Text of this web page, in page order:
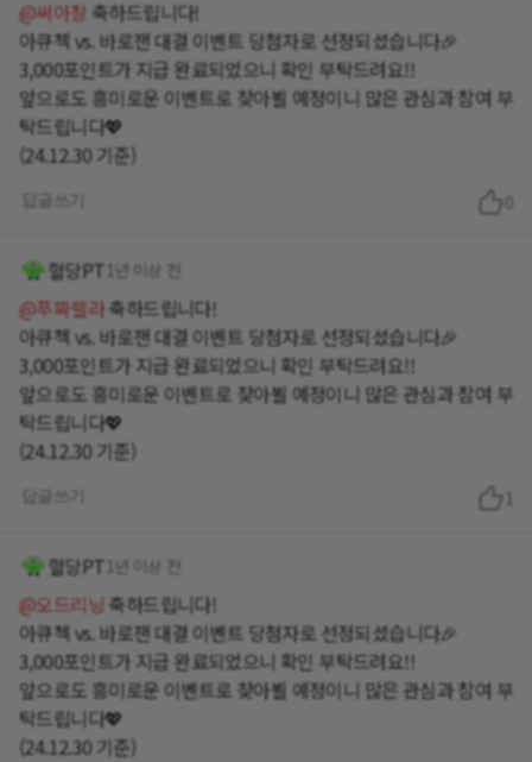
@써아창 축하드립니다!
아큐첵 vs. 바로잰 대결 이벤트 당첨자로 선정되셨습니다🎉
3,000포인트가 지급 완료되었으니 확인 부탁드려요!!
앞으로도 흥미로운 이벤트로 찾아뵐 예정이니 많은 관심과 참여 부
탁드립니다💖
(24.12.30 기준)
답글쓰기
혈당PT 1년 이상 전
@푸짜렐라축하드립니다!
아큐첵 vs. 바로잰 대결 이벤트 당첨자로 선정되셨습니다🎉
3,000포인트가 지급 완료되었으니 확인 부탁드려요!!
앞으로도 흥미로운 이벤트로 찾아뵐 예정이니 많은 관심과 참여 부
탁드립니다💖
(24.12.30 기준)
답글쓰기 1
혈당PT 1년 이상 전
@오드리닝 축하드립니다!
아큐첵 vs. 바로잰 대결 이벤트 당첨자로 선정되셨습니다🎉
3,000포인트가 지급 완료되었으니 확인 부탁드려요!!
앞으로도 흥미로운 이벤트로 찾아뵐 예정이니 많은 관심과 참여 부
탁드립니다💖
(24.12.30 기준)